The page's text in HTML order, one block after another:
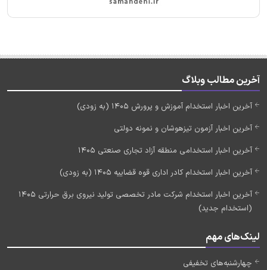
آخرین مطالب وبلاگ
آخرین اخبار استخدام آموزش و پرورش 1405 (به زودی)
آخرین اخبار آزمون تیزهوشان و نمونه دولتی
آخرین اخبار استخدامی منطقه آزاد تجاری صنعتی 1405
آخرین اخبار استخدام کادر اداری قوه قضاییه 1405 (به زودی)
آخرین اخبار استخدام شرکت مادر تخصصی تولید نیروی برق حرارتی 1405
(استخدام جدید)
لینک‌های مهم
چهارشنبه‌های تخفیفی